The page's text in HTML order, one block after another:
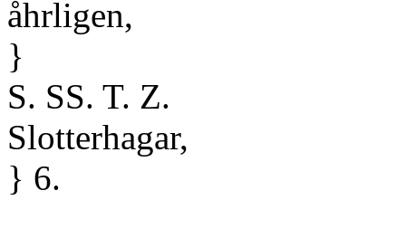
}
S. SS. T. Z.
} 6.